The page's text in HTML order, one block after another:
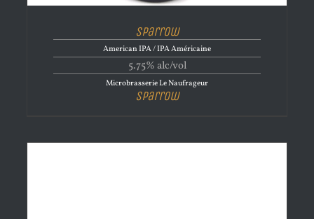
Sparrow
American IPA / IPA Américaine
5.75% alc/vol
Microbrasserie Le Naufrageur
Sparrow